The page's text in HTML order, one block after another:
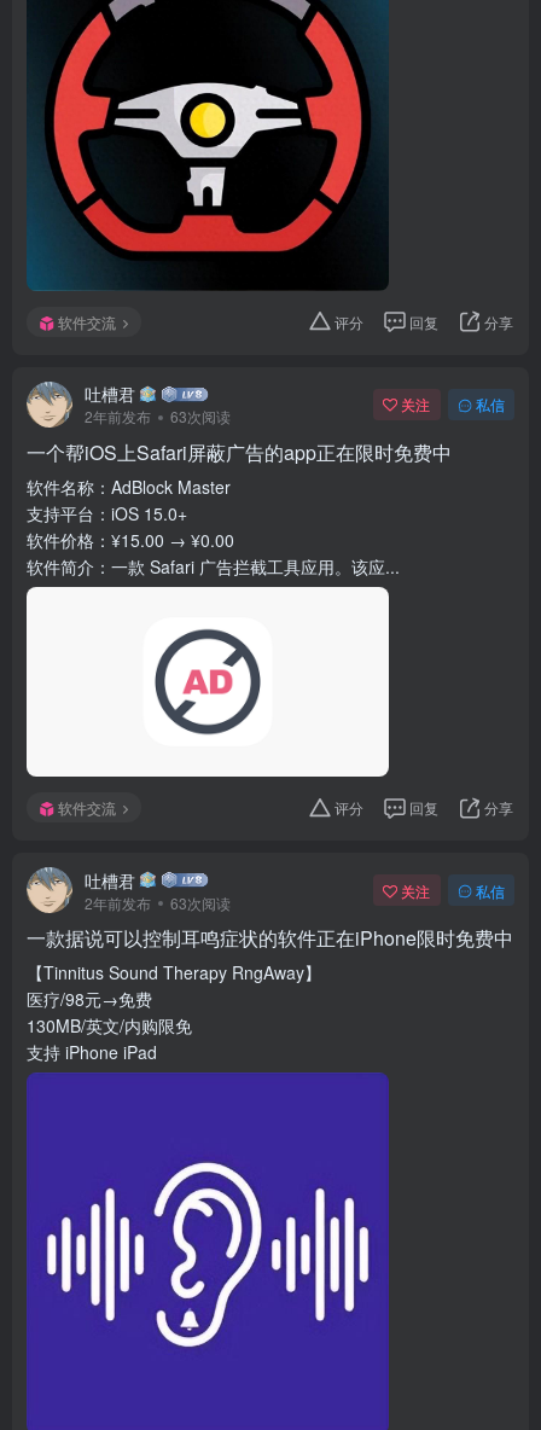
软件交流 评分 回复 分享
吐槽君
2年前发布 63次阅读
关注 私信
一个帮iOS上Safari屏蔽广告的app正在限时免费中
软件名称：AdBlock Master
支持平台：iOS 15.0+
软件价格：¥15.00 → ¥0.00
软件简介：一款 Safari 广告拦截工具应用。该应...
软件交流 评分 回复 分享
吐槽君
2年前发布 63次阅读
关注 私信
一款据说可以控制耳鸣症状的软件正在iPhone限时免费中
【Tinnitus Sound Therapy RngAway】
医疗/98元→免费
130MB/英文/内购限免
支持 iPhone iPad